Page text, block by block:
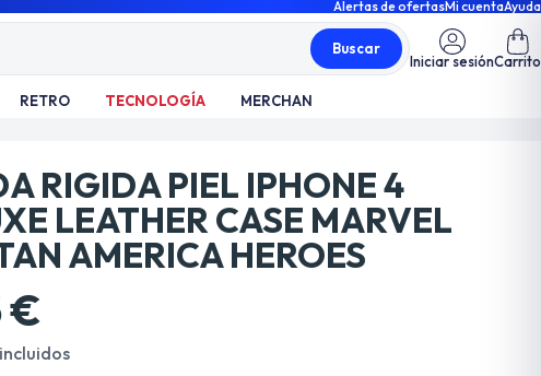
Alertas de ofertasMi cuentaAyuda
Buscar
Iniciar sesiónCarrito
RETRO TECNOLOGÍA MERCHAN
RIGIDA PIEL IPHONE 4
LEATHER CASE MARVEL
AMERICA HEROES
€